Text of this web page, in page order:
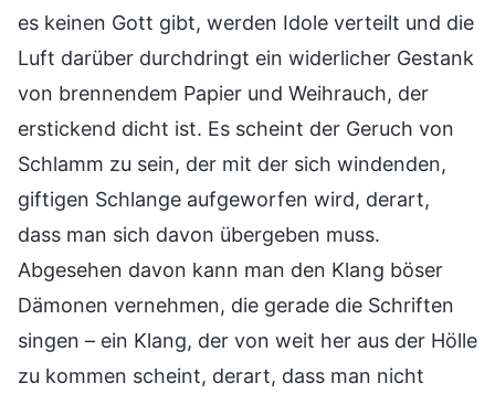
es keinen Gott gibt, werden Idole verteilt und die
Luft darüber durchdringt ein widerlicher Gestank
von brennendem Papier und Weihrauch, der
erstickend dicht ist. Es scheint der Geruch von
Schlamm zu sein, der mit der sich windenden,
giftigen Schlange aufgeworfen wird, derart,
dass man sich davon übergeben muss.
Abgesehen davon kann man den Klang böser
Dämonen vernehmen, die gerade die Schriften
singen – ein Klang, der von weit her aus der Hölle
zu kommen scheint, derart, dass man nicht